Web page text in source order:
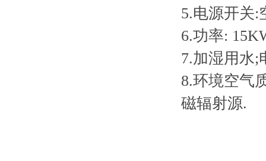
5.电源开关:
6.功率:
7.加湿用水;
8.环境空气
磁辐射源.